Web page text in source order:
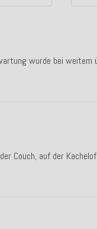
wurde bei weitem
Couch, auf der